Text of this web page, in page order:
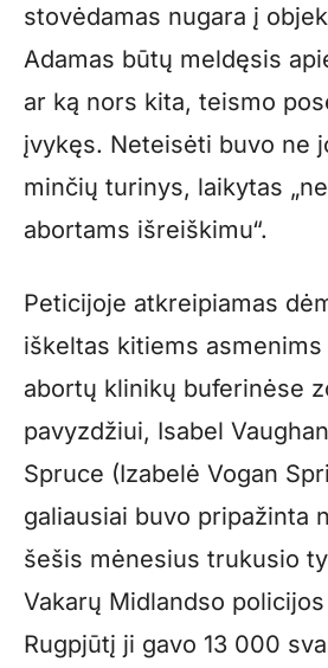
stovėdamas nugara į
Adamas būtų meldęsis
ar ką nors kita, teismo
įvykęs. Neteisėti buvo ne
minčių turinys, laikytas
abortams išreiškimu“.
Peticijoje atkreipiamas
iškeltas kitiems asmenims
abortų klinikų buferinėse
pavyzdžiui, Isabel
Spruce (Izabelė Vogan
galiausiai buvo pripažinta
šešis mėnesius trukusio
Vakarų Midlandso
Rugpjūtį ji gavo 13 000